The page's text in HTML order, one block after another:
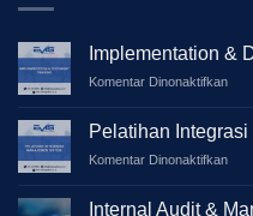
Implementation &
Komentar Dinonaktifkanpada
Pelatihan
Komentar Dinonaktifkanpada
Internal Audit &